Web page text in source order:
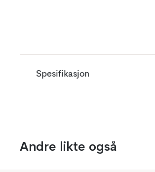
Spesifikasjon
Andre likte også